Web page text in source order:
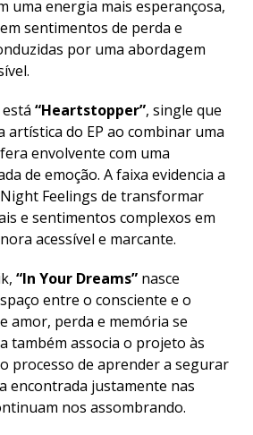
uma energia mais esperançosa,
sentimentos de perda e
por uma abordagem
“Heartstopper”, single que
do EP ao combinar uma
envolvente com uma
de emoção. A faixa evidencia a
Feelings de transformar
e sentimentos complexos em
acessível e marcante.
“In Your Dreams” nasce
entre o consciente e o
amor, perda e memória se
também associa o projeto às
processo de aprender a segurar
encontrada justamente nas
nos assombrando.